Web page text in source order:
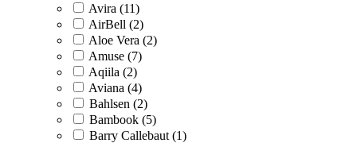
Avira (11)
AirBell (2)
Aloe Vera (2)
Amuse (7)
Aqiila (2)
Aviana (4)
Bahlsen (2)
Bambook (5)
Barry Callebaut (1)